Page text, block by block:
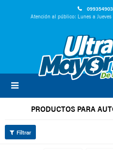
099354903
Atención al público: Lunes a Jueves

PRODUCTOS PARA